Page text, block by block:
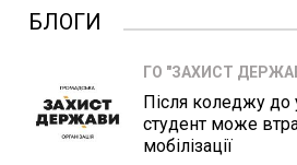
БЛОГИ
ГО "ЗАХИСТ
Після коледжу до
студент може
мобілізації